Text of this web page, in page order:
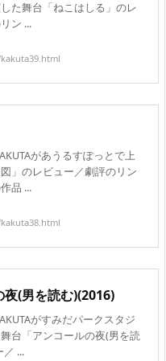
た舞台「ねこはしる」のレ
ン ...
があうるすぽっとで上
」のレビュー／劇評のリン
品 ...
夜(男を読む)(2016)
がすみだパークスタジ
台「アンコールの夜(男を読
／ ...